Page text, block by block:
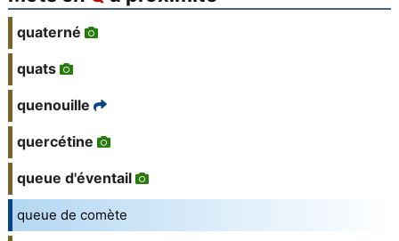
quaterné
quats
quenouille
quercétine
queue d'éventail
queue de comète